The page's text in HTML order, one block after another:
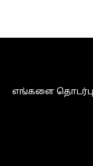
எங்களை